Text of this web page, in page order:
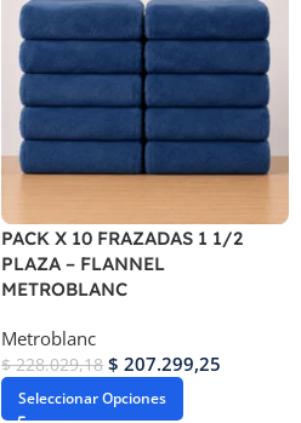
PACK X 10 FRAZADAS 1 1/2
PLAZA – FLANNEL
METROBLANC
Metroblanc
$228.029,18 $ 207.299,25
Seleccionar Opciones